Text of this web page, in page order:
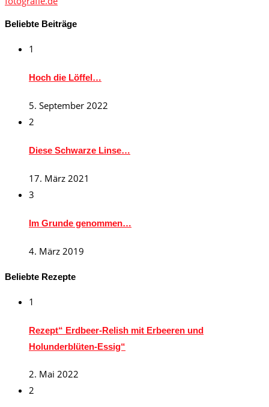
Beliebte Beiträge
1
Hoch die Löffel…
5. September 2022
2
Diese Schwarze Linse…
17. März 2021
3
Im Grunde genommen…
4. März 2019
Beliebte Rezepte
1
Rezept“ Erdbeer-Relish mit Erbeeren und
Holunderblüten-Essig“
2. Mai 2022
2